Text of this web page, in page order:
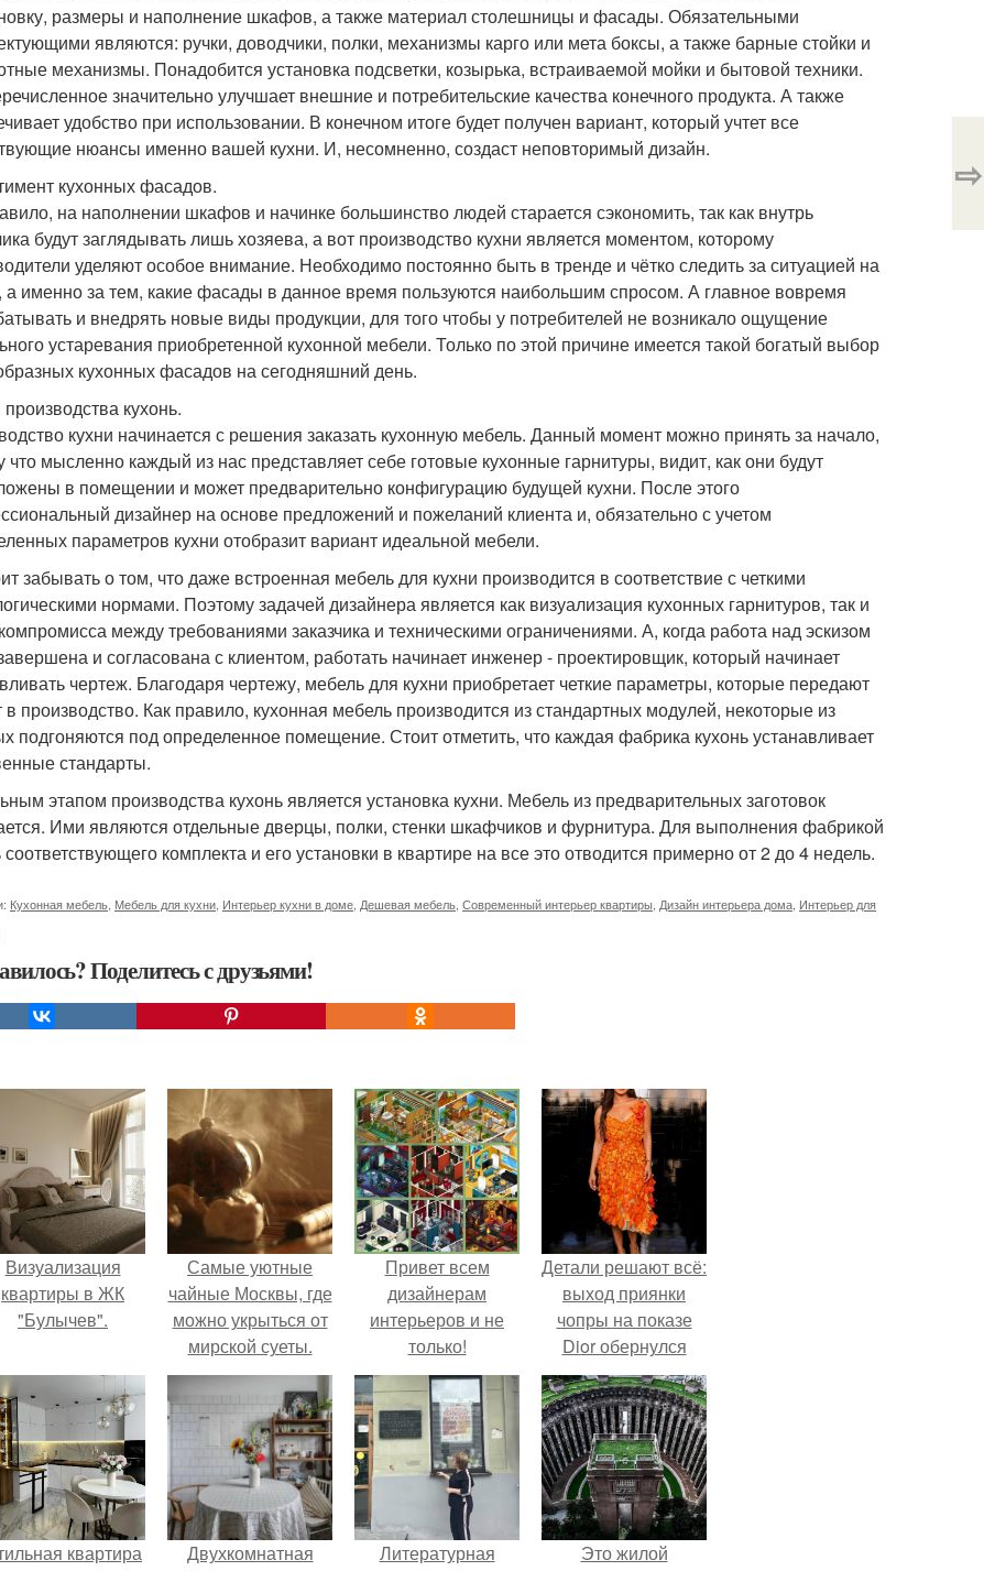
размеры и наполнение шкафов, а также материал столешницы и фасады. Обязательными
являются: ручки, доводчики, полки, механизмы карго или мета боксы, а также барные стойки и
механизмы. Понадобится установка подсветки, козырька, встраиваемой мойки и бытовой техники.
значительно улучшает внешние и потребительские качества конечного продукта. А также
удобство при использовании. В конечном итоге будет получен вариант, который учтет все
нюансы именно вашей кухни. И, несомненно, создаст неповторимый дизайн.
кухонных фасадов.
на наполнении шкафов и начинке большинство людей старается сэкономить, так как внутрь
будут заглядывать лишь хозяева, а вот производство кухни является моментом, которому
уделяют особое внимание. Необходимо постоянно быть в тренде и чётко следить за ситуацией на
а именно за тем, какие фасады в данное время пользуются наибольшим спросом. А главное вовремя
и внедрять новые виды продукции, для того чтобы у потребителей не возникало ощущение
устаревания приобретенной кухонной мебели. Только по этой причине имеется такой богатый выбор
кухонных фасадов на сегодняшний день.
кухонь.
кухни начинается с решения заказать кухонную мебель. Данный момент можно принять за начало,
что мысленно каждый из нас представляет себе готовые кухонные гарнитуры, видит, как они будут
в помещении и может предварительно конфигурацию будущей кухни. После этого
дизайнер на основе предложений и пожеланий клиента и, обязательно с учетом
параметров кухни отобразит вариант идеальной мебели.
забывать о том, что даже встроенная мебель для кухни производится в соответствие с четкими
нормами. Поэтому задачей дизайнера является как визуализация кухонных гарнитуров, так и
между требованиями заказчика и техническими ограничениями. А, когда работа над эскизом
и согласована с клиентом, работать начинает инженер - проектировщик, который начинает
чертеж. Благодаря чертежу, мебель для кухни приобретает четкие параметры, которые передают
в производство. Как правило, кухонная мебель производится из стандартных модулей, некоторые из
подгоняются под определенное помещение. Стоит отметить, что каждая фабрика кухонь устанавливает
стандарты.
этапом производства кухонь является установка кухни. Мебель из предварительных заготовок
Ими являются отдельные дверцы, полки, стенки шкафчиков и фурнитура. Для выполнения фабрикой
соответствующего комплекта и его установки в квартире на все это отводится примерно от 2 до 4 недель.
Кухонная мебель Мебель для кухни Интерьер кухни в доме Дешевая мебель Современный интерьер квартиры Дизайн интерьера дома Интерьер для
Поделитесь с друзьями!
⇨
Визуализация
квартиры в ЖК
"Булычев".
Самые уютные
чайные Москвы, где
можно укрыться от
мирской суеты.
Привет всем
дизайнерам
интерьеров и не
только!
Детали решают всё:
выход приянки
чопры на показе
Dior обернулся
шквалом критики
из-за небрежного
пошива.
квартира
Двухкомнатная
Литературная
Это жилой